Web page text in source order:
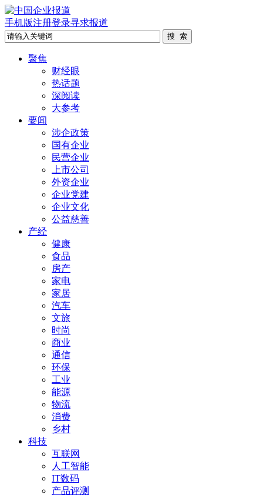
手机版注册登录寻求报道
聚焦
财经眼
热话题
深阅读
大参考
要闻
涉企政策
国有企业
民营企业
上市公司
外资企业
企业党建
企业文化
公益慈善
产经
健康
食品
房产
家电
家居
汽车
文旅
时尚
商业
通信
环保
工业
能源
物流
消费
乡村
科技
互联网
人工智能
IT数码
产品评测